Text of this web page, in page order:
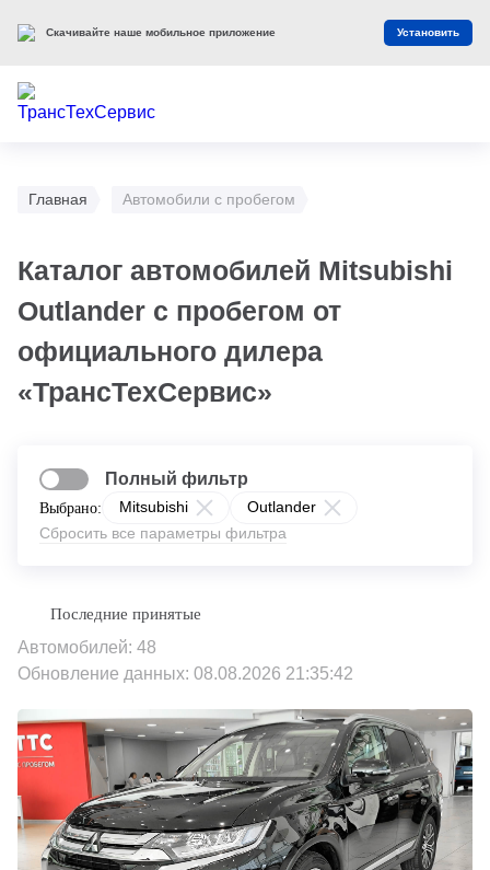
Главная Автомобили с пробегом
Каталог автомобилей Mitsubishi
Outlander с пробегом от
официального дилера
«ТрансТехСервис»
Выбрано: Mitsubishi
Outlander
Сбросить все параметры фильтра
Полный фильтр
Автомобилей: 48
Обновление данных: 08.08.2026 21:35:42
Скачивайте наше мобильное приложение Установить